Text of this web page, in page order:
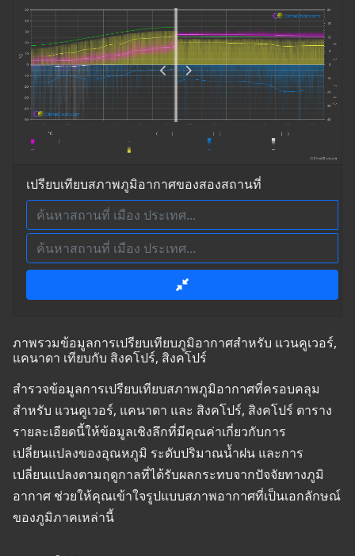
เปรียบเทียบสภาพภูมิอากาศของสองสถานที่
ภาพรวมข้อมูลการเปรียบเทียบภูมิอากาศสำหรับ แวนคูเวอร์,
แคนาดา เทียบกับ สิงคโปร์, สิงคโปร์
สำรวจข้อมูลการเปรียบเทียบสภาพภูมิอากาศที่ครอบคลุม
สำหรับ แวนคูเวอร์, แคนาดา และ สิงคโปร์, สิงคโปร์ ตาราง
รายละเอียดนี้ให้ข้อมูลเชิงลึกที่มีคุณค่าเกี่ยวกับการ
เปลี่ยนแปลงของอุณหภูมิ ระดับปริมาณน้ำฝน และการ
เปลี่ยนแปลงตามฤดูกาลที่ได้รับผลกระทบจากปัจจัยทางภูมิ
อากาศ ช่วยให้คุณเข้าใจรูปแบบสภาพอากาศที่เป็นเอกลักษณ์
ของภูมิภาคเหล่านี้